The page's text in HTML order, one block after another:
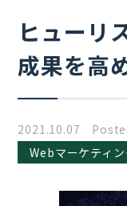
ヒューリ
成果を高
2021.10.07
Webマーケティ